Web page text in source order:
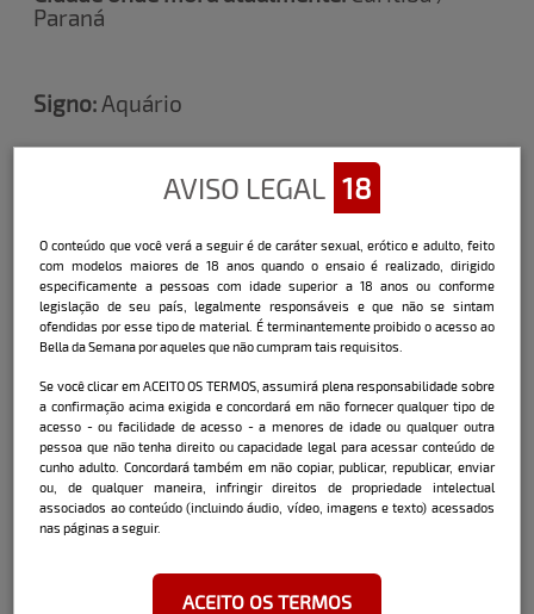
Paraná
Signo:Aquário
Cintura:60cm
Busto:86cm
Pés:35
AVISO LEGAL 18
O conteúdo que você verá a seguir é de caráter sexual, erótico e adulto, feito
com modelos maiores de 18 anos quando o ensaio é realizado, dirigido
especificamente a pessoas com idade superior a 18 anos ou conforme
legislação de seu país, legalmente responsáveis e que não se sintam
ofendidas por esse tipo de material. É terminantemente proibido o acesso ao
Bella da Semana por aqueles que não cumpram tais requisitos.
Se você clicar em ACEITO OS TERMOS, assumirá plena responsabilidade sobre
a confirmação acima exigida e concordará em não fornecer qualquer tipo de
acesso - ou facilidade de acesso - a menores de idade ou qualquer outra
pessoa que não tenha direito ou capacidade legal para acessar conteúdo de
cunho adulto. Concordará também em não copiar, publicar, republicar, enviar
ou, de qualquer maneira, infringir direitos de propriedade intelectual
associados ao conteúdo (incluindo áudio, vídeo, imagens e texto) acessados
nas páginas a seguir.
ACEITO OS TERMOS